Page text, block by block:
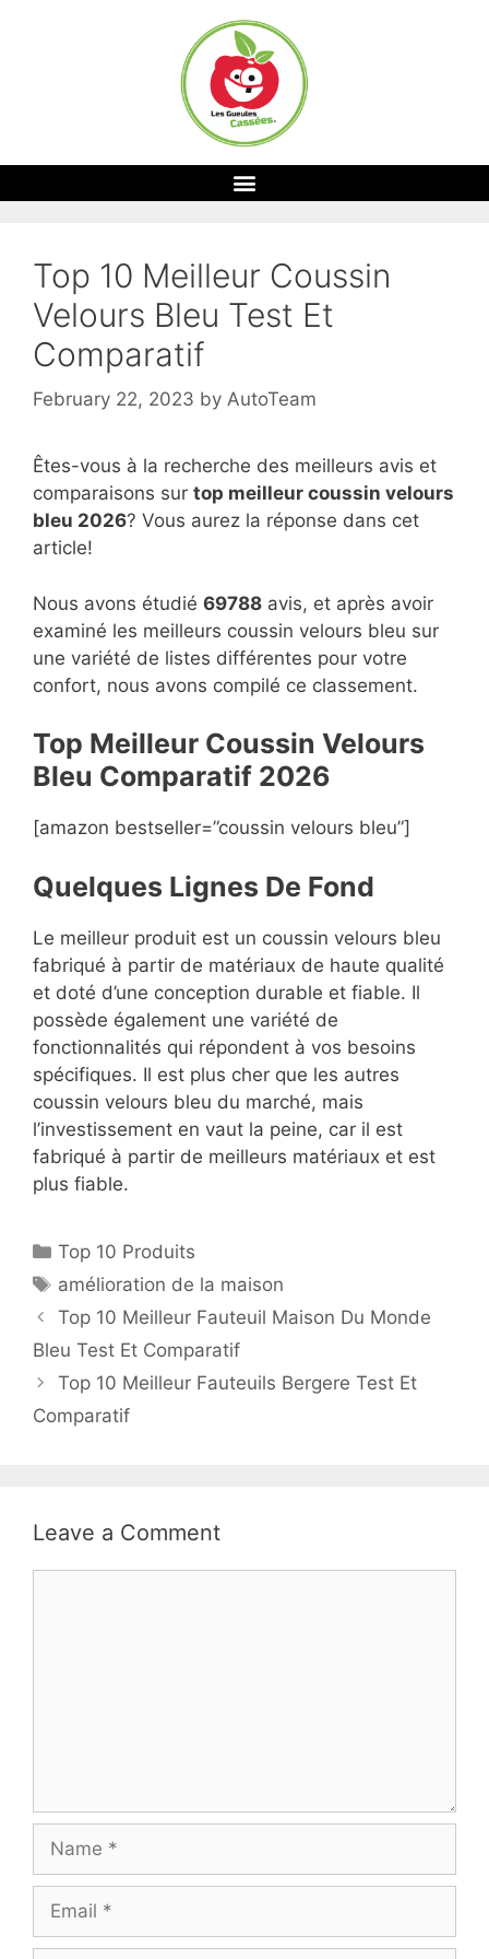
Top 10 Meilleur Coussin
Velours Bleu Test Et
Comparatif
February 22, 2023 by AutoTeam
Êtes-vous à la recherche des meilleurs avis et
comparaisons sur top meilleur coussin velours
bleu 2026? Vous aurez la réponse dans cet
article!
Nous avons étudié 69788 avis, et après avoir
examiné les meilleurs coussin velours bleu sur
une variété de listes différentes pour votre
confort, nous avons compilé ce classement.
Top Meilleur Coussin Velours
Bleu Comparatif 2026
[amazon bestseller=”coussin velours bleu”]
Quelques Lignes De Fond
Le meilleur produit est un coussin velours bleu
fabriqué à partir de matériaux de haute qualité
et doté d’une conception durable et fiable. Il
possède également une variété de
fonctionnalités qui répondent à vos besoins
spécifiques. Il est plus cher que les autres
coussin velours bleu du marché, mais
l’investissement en vaut la peine, car il est
fabriqué à partir de meilleurs matériaux et est
plus fiable.
Top 10 Produits
amélioration de la maison
Top 10 Meilleur Fauteuil Maison Du Monde
Bleu Test Et Comparatif
Top 10 Meilleur Fauteuils Bergere Test Et
Comparatif
Leave a Comment